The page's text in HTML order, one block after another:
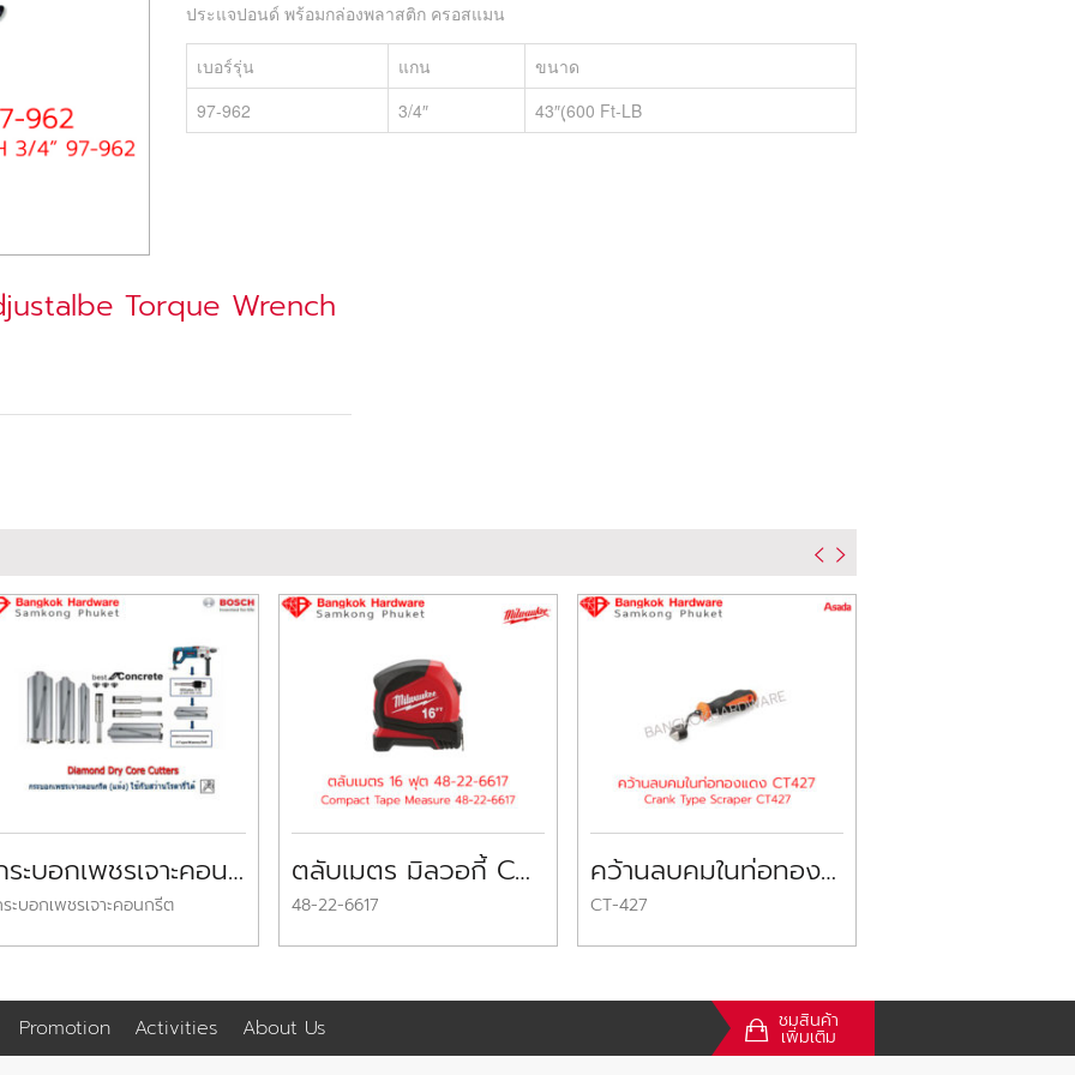
ประแจปอนด์ พร้อมกล่องพลาสติก ครอสแมน
เบอร์รุ่น แกน
ขนาด
97-962
3/4″ 43″(ุ600 Ft-LB
Torque Wrench
กระบอกเพชรเจาะคอนกรีตบ๊อช Bosch Diamond Dry Core Drill Bits
ะบอกเพชรเจาะคอนกรีต
ตลับเมตร มิลวอกี้ Compact Tape Measure MILWAUKEE
48-22-6617
คว้านลบคมในท่อทองแดง อซาด้า Crank Type Scraper ASADA
CT-427
Promotion Activities About Us ชมสินค้า
เพิ่มเติม